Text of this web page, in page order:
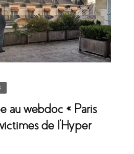
au webdoc « Paris
de l’Hyper